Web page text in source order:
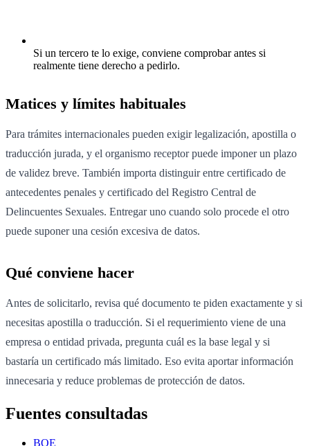
Si un tercero te lo exige, conviene comprobar antes si
realmente tiene derecho a pedirlo.
Matices y límites habituales
Para trámites internacionales pueden exigir legalización, apostilla o
traducción jurada, y el organismo receptor puede imponer un plazo
de validez breve. También importa distinguir entre certificado de
antecedentes penales y certificado del Registro Central de
Delincuentes Sexuales. Entregar uno cuando solo procede el otro
puede suponer una cesión excesiva de datos.
Qué conviene hacer
Antes de solicitarlo, revisa qué documento te piden exactamente y si
necesitas apostilla o traducción. Si el requerimiento viene de una
empresa o entidad privada, pregunta cuál es la base legal y si
bastaría un certificado más limitado. Eso evita aportar información
innecesaria y reduce problemas de protección de datos.
Fuentes consultadas
BOE